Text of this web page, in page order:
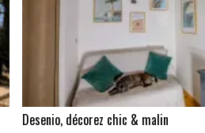
Desenio, décorez chic & malin